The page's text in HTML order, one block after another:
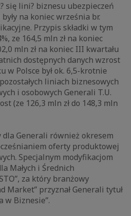
się lini? biznesu ubezpieczeń
na koniec września br.
Przypis składki w tym
ze 164,5 mln zł na koniec
mln zł na koniec III kwartału
dostępnych danych wzrost
w Polsce był ok. 6,5-krotnie
liniach biznesowych
i osobowych Generali T.U.
(ze 126,3 mln zł do 148,3 mln
dla Generali również okresem
oferty produktowej
Specjalnym modyfikacjom
Małych i Średnich
za który branżowy
Market” przyznał Generali tytuł
w Biznesie”.